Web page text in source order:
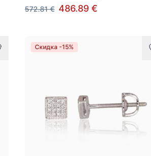
572.81 € 486.89 €
Скидка -15%